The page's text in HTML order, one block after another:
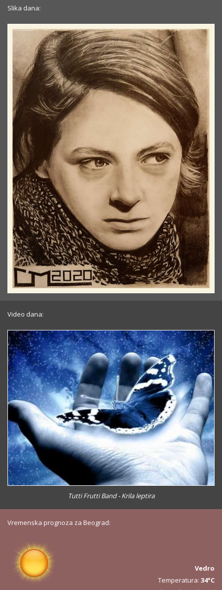
Slika dana:
Video dana:
Tutti Frutti Band - Krila leptira
Vremenska prognoza za Beograd:
Vedro
Temperatura: 34°C